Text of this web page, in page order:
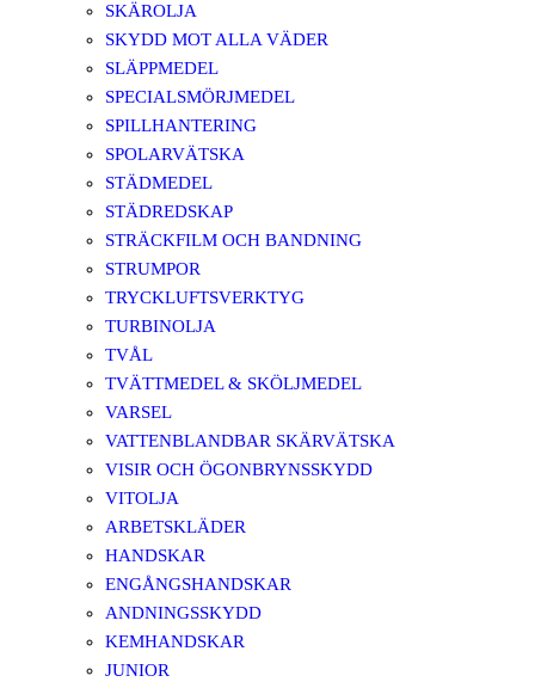
SKÄROLJA
SKYDD MOT ALLA VÄDER
SLÄPPMEDEL
SPECIALSMÖRJMEDEL
SPILLHANTERING
SPOLARVÄTSKA
STÄDMEDEL
STÄDREDSKAP
STRÄCKFILM OCH BANDNING
STRUMPOR
TRYCKLUFTSVERKTYG
TURBINOLJA
TVÅL
TVÄTTMEDEL & SKÖLJMEDEL
VARSEL
VATTENBLANDBAR SKÄRVÄTSKA
VISIR OCH ÖGONBRYNSSKYDD
VITOLJA
ARBETSKLÄDER
HANDSKAR
ENGÅNGSHANDSKAR
ANDNINGSSKYDD
KEMHANDSKAR
JUNIOR